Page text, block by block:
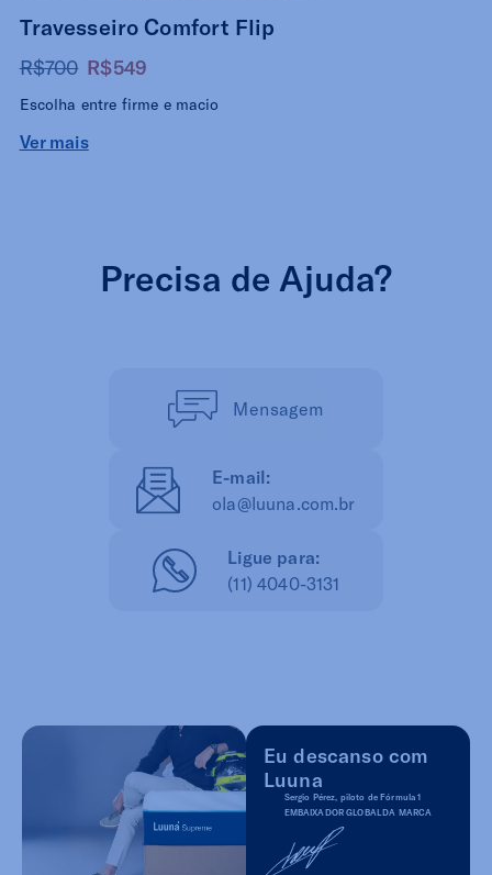
Travesseiro Comfort Flip
R$700 R$549
Escolha entre firme e macio
Ver mais
Precisa de Ajuda?
Mensagem
E-mail:
ola@luuna.com.br
Ligue para:
(11) 4040-3131
Eu descanso com
Luuna
Sergio Pérez, piloto de Fórmula 1
EMBAIXADOR GLOBAL DA MARCA